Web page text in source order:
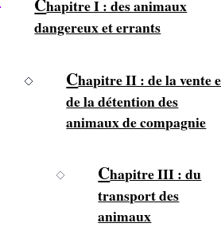
hapitre I : des animaux
dangereux et errants
Chapitre II : de la vente
de la détention des
animaux de compagnie
Chapitre III : du
transport des
animaux